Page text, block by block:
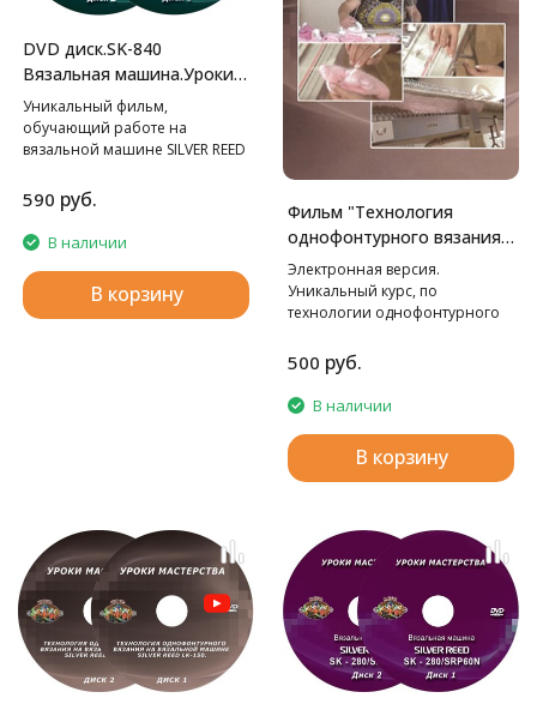
DVD диск.SK-840
Вязальная машина.Уроки
мастерства.
Уникальный фильм,
обучающий работе на
вязальной машине SILVER REED
590 руб.
В наличии
В корзину
Фильм "Технология
однофонтурного вязания
на вязальной машине LK-
150. Уроки мастерства."
Электронная версия.
Уникальный курс, по
технологии однофонтурного
500 руб.
В наличии
В корзину